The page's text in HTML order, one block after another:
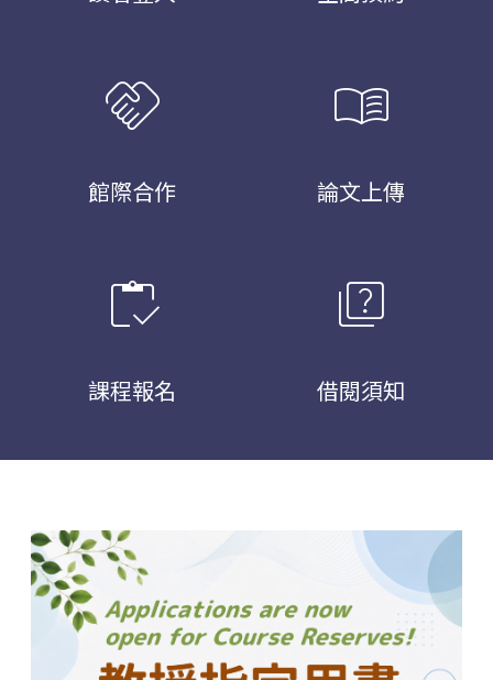
handshake
館際合作
menu_book
論文上傳
inventory
課程報名
quiz
借閱須知